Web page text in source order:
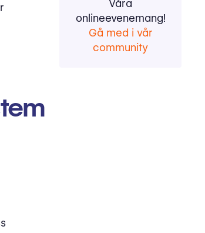
Våra
onlineevenemang!
Gå med i vår
community